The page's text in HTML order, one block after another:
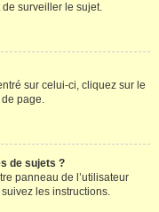
surveiller le sujet.
sur celui-ci, cliquez sur le
page.
de sujets ?
panneau de l’utilisateur
suivez les instructions.